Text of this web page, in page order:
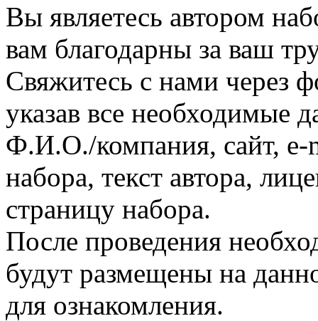
Вы являетесь автором
вам благодарны за ваш
Свяжитесь с нами через
указав все необходимые
Ф.И.О./компания, сайт, e-
набора, текст автора,
страницу набора.
После проведения
будут размещены на
для ознакомления.